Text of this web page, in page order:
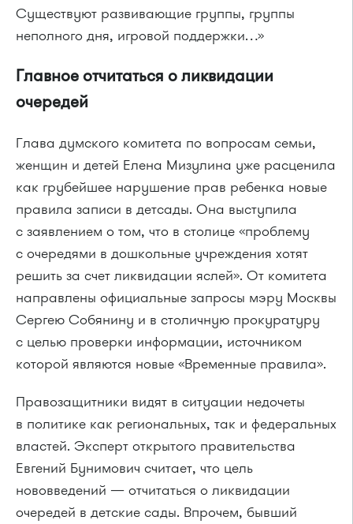
Существуют развивающие группы, группы
неполного дня, игровой поддержки…»
Главное отчитаться о ликвидации
очередей
Глава думского комитета по вопросам семьи,
женщин и детей Елена Мизулина уже расценила
как грубейшее нарушение прав ребенка новые
правила записи в детсады. Она выступила
с заявлением о том, что в столице «проблему
с очередями в дошкольные учреждения хотят
решить за счет ликвидации яслей». От комитета
направлены официальные запросы мэру Москвы
Сергею Собянину и в столичную прокуратуру
с целью проверки информации, источником
которой являются новые «Временные правила».
Правозащитники видят в ситуации недочеты
в политике как региональных, так и федеральных
властей. Эксперт открытого правительства
Евгений Бунимович считает, что цель
нововведений — отчитаться о ликвидации
очередей в детские сады. Впрочем, бывший